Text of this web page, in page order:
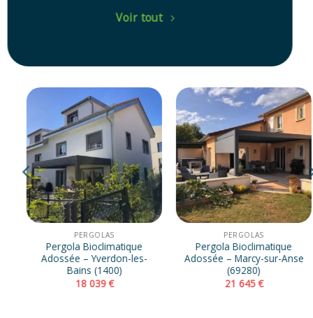
Voir tout
PERGOLAS
Pergola Bioclimatique
Adossée – Yverdon-les-
Bains (1400)
18 039€
PERGOLAS
Pergola Bioclimatique
Adossée – Marcy-sur-Anse
(69280)
21 645€